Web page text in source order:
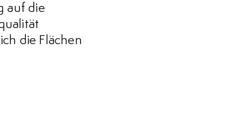
auf die
die Flächen